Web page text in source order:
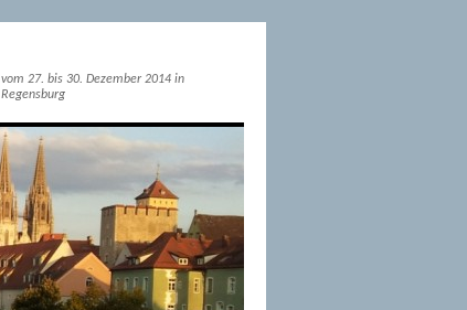
vom 27. bis 30. Dezember 2014 in
Regensburg